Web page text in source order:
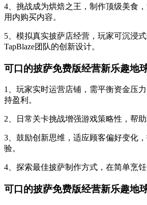
4、挑战成为烘焙之王，制作顶级美食
用内购买内容。
5、模拟真实披萨店经营，玩家可沉浸
TapBlaze团队的创新设计。
可口的披萨免费版经营新乐趣地
1、玩家实时运营店铺，需平衡资金压
持盈利。
2、日常关卡挑战增强游戏策略性，帮助
3、鼓励创新思维，适应顾客偏好变化
验。
4、探索最佳披萨制作方式，在简单烹饪
可口的披萨免费版经营新乐趣地